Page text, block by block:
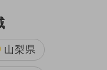
山梨県